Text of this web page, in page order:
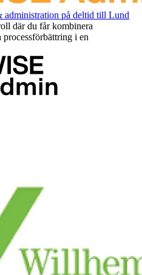
på deltid till Lund
där du får kombinera
i en